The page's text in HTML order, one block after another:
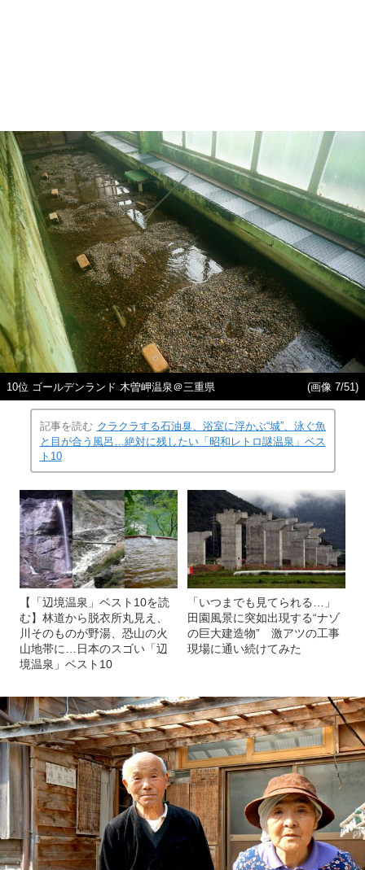
10位 ゴールデンランド 木曽岬温泉＠三重県 (画像 7/51)
記事を読む クラクラする石油臭、浴室に浮かぶ“城”、泳ぐ魚
と目が合う風呂…絶対に残したい「昭和レトロ謎温泉」ベス
ト10
【「辺境温泉」ベスト10を読
む】林道から脱衣所丸見え、
川そのものが野湯、恐山の火
山地帯に…日本のスゴい「辺
境温泉」ベスト10
「いつまでも見てられる…」
田園風景に突如出現する“ナゾ
の巨大建造物” 激アツの工事
現場に通い続けてみた